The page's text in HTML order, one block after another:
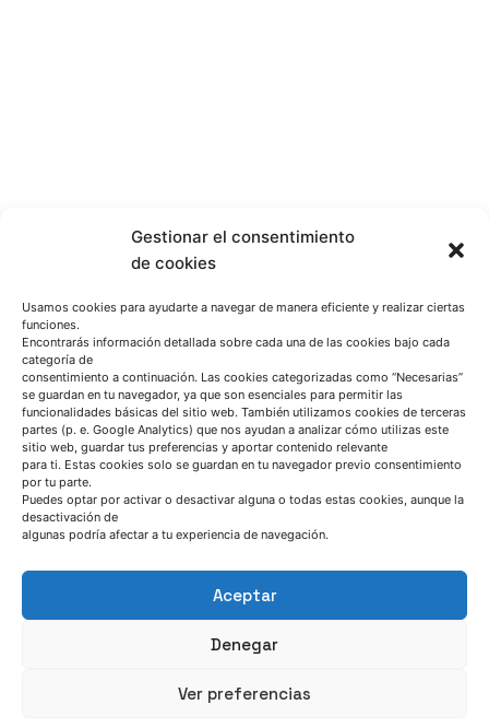
Gestionar el consentimiento
de cookies
Usamos cookies para ayudarte a navegar de manera eficiente y realizar ciertas
funciones.
Encontrarás información detallada sobre cada una de las cookies bajo cada
categoría de
consentimiento a continuación. Las cookies categorizadas como “Necesarias”
se guardan en tu navegador, ya que son esenciales para permitir las
funcionalidades básicas del sitio web. También utilizamos cookies de terceras
partes (p. e. Google Analytics) que nos ayudan a analizar cómo utilizas este
sitio web, guardar tus preferencias y aportar contenido relevante
para ti. Estas cookies solo se guardan en tu navegador previo consentimiento
por tu parte.
Puedes optar por activar o desactivar alguna o todas estas cookies, aunque la
desactivación de
algunas podría afectar a tu experiencia de navegación.
Aceptar
Denegar
Ver preferencias
HABLEMOS
Escríbenos